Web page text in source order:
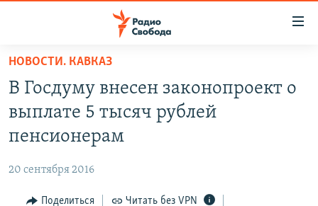
упрощенного
доступа
основному
Вернутся
ПОДКАСТЫ
МНЕНИЯ
КУЛЬТУРА
НОВОСТИ. КАВКАЗ
В Госдуму внесен законопроект о
выплате 5 тысяч рублей
пенсионерам
20 сентября 2016
Поделиться Читать без VPN